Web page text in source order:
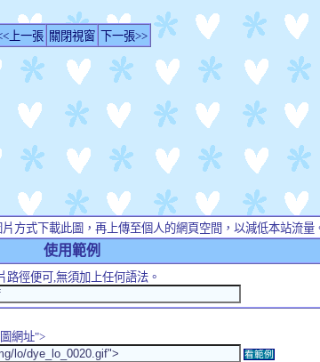
上一張 關閉視窗 下一張>>
方式下載此圖，再上傳至個人的網頁空間，以減低本站流量
使用範例
路徑便可,無須加上任何語法。
網址">
看範例